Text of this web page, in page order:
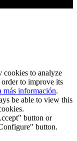
cookies to analyze
to improve its
más información.
be able to view this
button or
button.